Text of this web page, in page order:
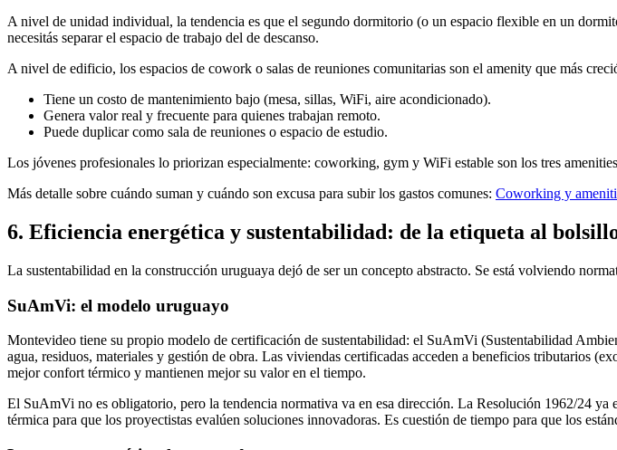
A nivel de unidad individual, la tendencia es que el segundo dormitorio (o un espacio flexible en un
necesitás separar el espacio de trabajo del de descanso.
A nivel de edificio, los espacios de cowork o salas de reuniones comunitarias son el amenity que más
Tiene un costo de mantenimiento bajo (mesa, sillas, WiFi, aire acondicionado).
Genera valor real y frecuente para quienes trabajan remoto.
Puede duplicar como sala de reuniones o espacio de estudio.
Los jóvenes profesionales lo priorizan especialmente: coworking, gym y WiFi estable son los tres amenities
Más detalle sobre cuándo suman y cuándo son excusa para subir los gastos comunes: Coworking y
6. Eficiencia energética y sustentabilidad: de la etiqueta al
La sustentabilidad en la construcción uruguaya dejó de ser un concepto abstracto. Se está volviendo
SuAmVi: el modelo uruguayo
Montevideo tiene su propio modelo de certificación de sustentabilidad: el SuAmVi (Sustentabilidad
agua, residuos, materiales y gestión de obra. Las viviendas certificadas acceden a beneficios tributarios
mejor confort térmico y mantienen mejor su valor en el tiempo.
El SuAmVi no es obligatorio, pero la tendencia normativa va en esa dirección. La Resolución 1962/24
térmica para que los proyectistas evalúen soluciones innovadoras. Es cuestión de tiempo para que los